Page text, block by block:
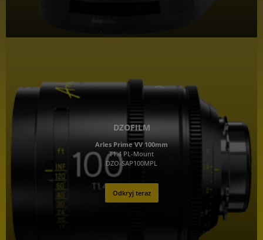
DZOFILM
Arles Prime VV 100mm
T1.4 PL-Mount
DZO-SAP100MPL
Odkryj teraz